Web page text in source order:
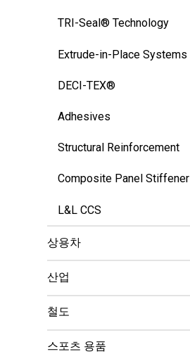
TRI-Seal® Technology
Extrude-in-Place Systems
DECI-TEX®
Adhesives
Structural Reinforcement
Composite Panel Stiffener
L&L CCS
상용차
산업
철도
스포츠 용품